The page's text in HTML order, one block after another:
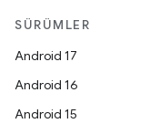
SÜRÜMLER
Android 17
Android 16
Android 15